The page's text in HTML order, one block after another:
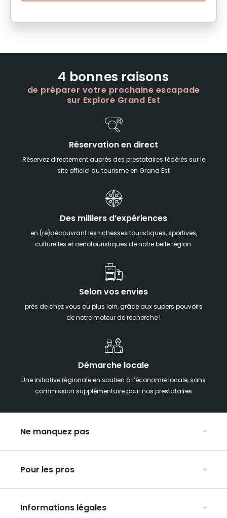
4 bonnes raisons
de préparer votre prochaine escapade
sur Explore Grand Est
Réservation en direct
Réservez directement auprès des prestataires fédérés sur le
site officiel du tourisme en Grand Est
Des milliers d’expériences
en (re)découvrant les richesses touristiques, sportives,
culturelles et oenotouristiques de notre belle région.
Selon vos envies
près de chez vous ou plus loin, grâce aux supers pouvoirs
de notre moteur de recherche !
Démarche locale
Une initiative régionale en soutien à l’économie locale, sans
commission supplémentaire pour nos prestataires
Ne manquez pas
Week-end insolite en Grand Est
Week-end spa en Grand Est
Hébergements insolites
Pour les pros
Organisez vos voyages en groupe
Informations légales